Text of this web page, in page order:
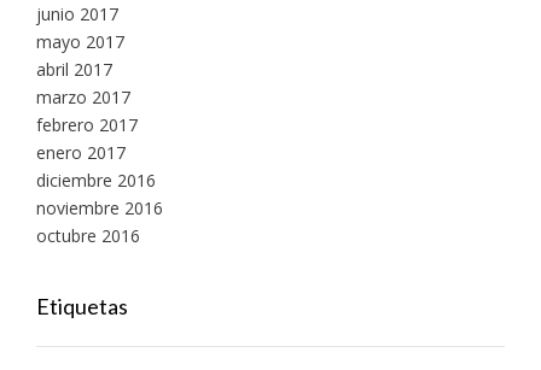
junio 2017
mayo 2017
abril 2017
marzo 2017
febrero 2017
enero 2017
diciembre 2016
noviembre 2016
octubre 2016
Etiquetas